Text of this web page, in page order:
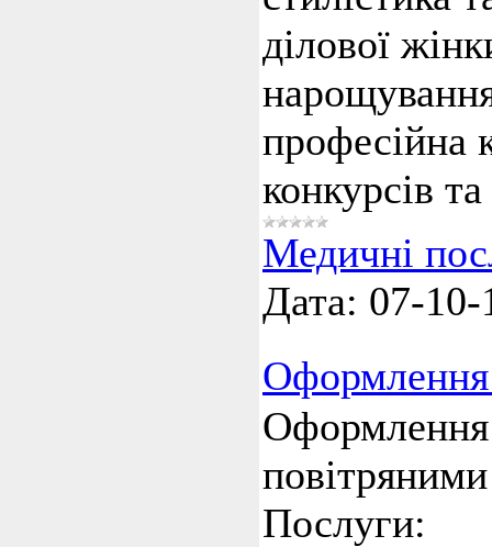
ділової
професійна
конкурсів
Медичні
Дата: 07-10-
Оформлення
Оформлення
Послуги: